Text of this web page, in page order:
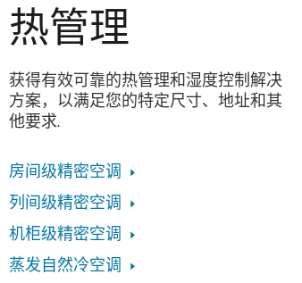
热管理
获得有效可靠的热管理和湿度控制解决
方案，以满足您的特定尺寸、地址和其
他要求.
房间级精密空调
列间级精密空调
机柜级精密空调
蒸发自然冷空调